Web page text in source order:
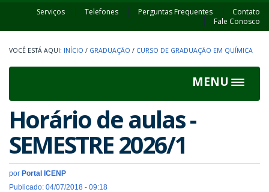
Serviços Telefones Perguntas Frequentes
Contato
Fale Conosco
INÍCIO / GRADUAÇÃO / CURSO DE GRADUAÇÃO EM QUÍMICA
MENU
Toggle
Horário de aulas -
SEMESTRE 2026/1
por Portal ICENP
Publicado: 04/07/2018 - 09:18